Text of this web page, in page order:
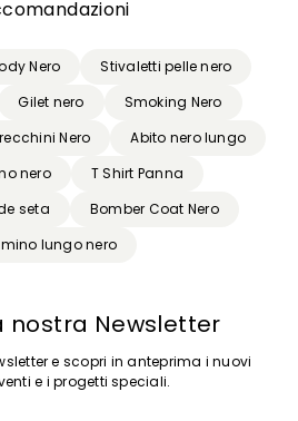
Nero
Stivaletti pelle nero
Gilet nero
Smoking Nero
Nero
Abito nero lungo
nero
T Shirt Panna
seta
Bomber Coat Nero
lungo nero
nostra Newsletter
e scopri in anteprima i nuovi
e i progetti speciali.